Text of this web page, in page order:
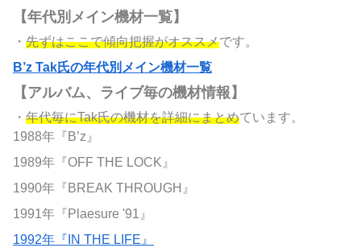
【年代別メイン機材一覧】
・ 先ずはここで傾向把握がオススメです。
B’z Tak氏の年代別メイン機材一覧
【アルバム、ライブ毎の機材情報】
・ 年代毎にTak氏の機材を詳細にまとめています。
1988年『B’z』
1989年『OFF THE LOCK』
1990年『BREAK THROUGH』
1991年『Plaesure '91』
1992年『IN THE LIFE』